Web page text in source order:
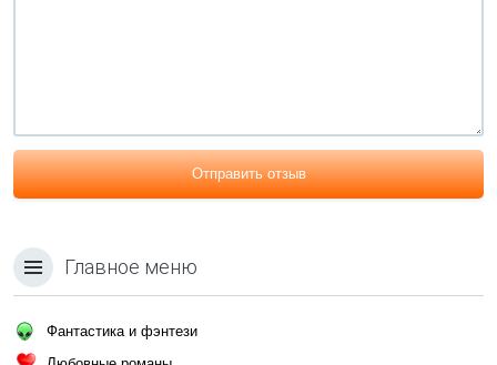
Отправить отзыв
Главное меню
Фантастика и фэнтези